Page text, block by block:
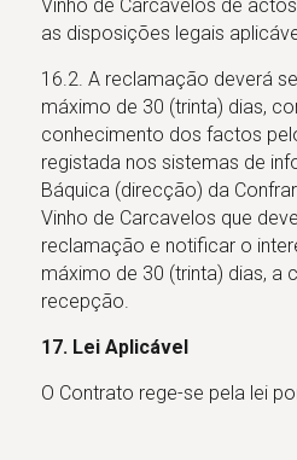
Vinho de Carcavelos de
as disposições legais
16.2. A reclamação deverá
máximo de 30 (trinta) dias,
conhecimento dos factos
registada nos sistemas de
Báquica (direcção) da
Vinho de Carcavelos que
reclamação e notificar o
máximo de 30 (trinta) dias, a
recepção.
17. Lei Aplicável
O Contrato rege-se pela lei